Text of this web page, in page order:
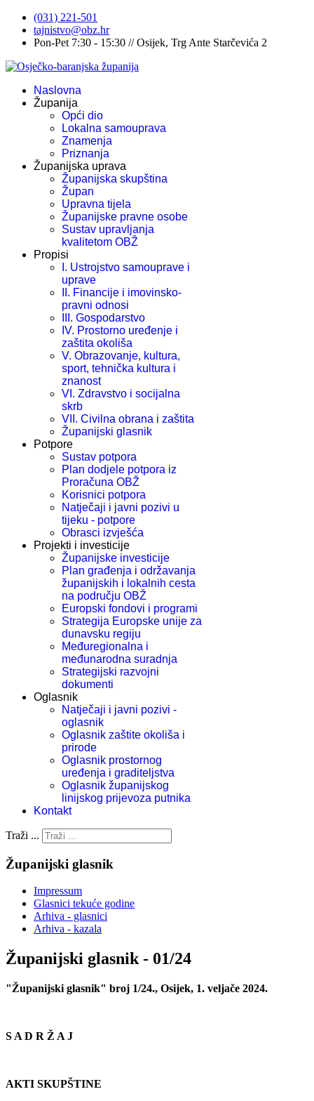
(031) 221-501
tajnistvo@obz.hr
Pon-Pet 7:30 - 15:30 // Osijek, Trg Ante Starčevića 2
Naslovna
Županija
Opći dio
Lokalna samouprava
Znamenja
Priznanja
Županijska uprava
Županijska skupština
Župan
Upravna tijela
Županijske pravne osobe
Sustav upravljanja
kvalitetom OBŽ
Propisi
I. Ustrojstvo samouprave i
uprave
II. Financije i imovinsko-
pravni odnosi
III. Gospodarstvo
IV. Prostorno uređenje i
zaštita okoliša
V. Obrazovanje, kultura,
sport, tehnička kultura i
znanost
VI. Zdravstvo i socijalna
skrb
VII. Civilna obrana i zaštita
Županijski glasnik
Potpore
Sustav potpora
Plan dodjele potpora iz
Proračuna OBŽ
Korisnici potpora
Natječaji i javni pozivi u
tijeku - potpore
Obrasci izvješća
Projekti i investicije
Županijske investicije
Plan građenja i održavanja
županijskih i lokalnih cesta
na području OBŽ
Europski fondovi i programi
Strategija Europske unije za
dunavsku regiju
Međuregionalna i
međunarodna suradnja
Strategijski razvojni
dokumenti
Oglasnik
Natječaji i javni pozivi -
oglasnik
Oglasnik zaštite okoliša i
prirode
Oglasnik prostornog
uređenja i graditeljstva
Oglasnik županijskog
linijskog prijevoza putnika
Kontakt
Traži ...
Županijski glasnik
Impressum
Glasnici tekuće godine
Arhiva - glasnici
Arhiva - kazala
Županijski glasnik - 01/24
"Županijski glasnik" broj 1/24., Osijek, 1. veljače 2024.
S A D R Ž A J
AKTI SKUPŠTINE